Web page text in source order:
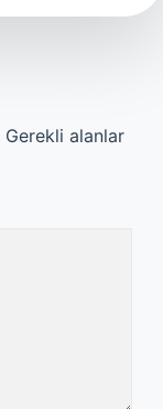
Gerekli alanlar